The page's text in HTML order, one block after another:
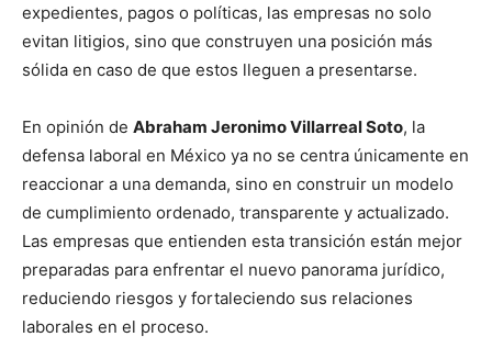
expedientes, pagos o políticas, las empresas no solo
evitan litigios, sino que construyen una posición más
sólida en caso de que estos lleguen a presentarse.
En opinión de Abraham Jeronimo Villarreal Soto, la
defensa laboral en México ya no se centra únicamente en
reaccionar a una demanda, sino en construir un modelo
de cumplimiento ordenado, transparente y actualizado.
Las empresas que entienden esta transición están mejor
preparadas para enfrentar el nuevo panorama jurídico,
reduciendo riesgos y fortaleciendo sus relaciones
laborales en el proceso.